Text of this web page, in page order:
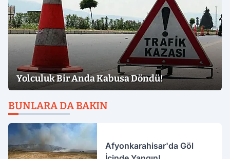
Yolculuk Bir Anda Kabusa Döndü!
BUNLARA DA BAKIN
Afyonkarahisar'da Göl